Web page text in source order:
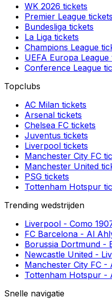
WK 2026 tickets
Premier League tickets
Bundesliga tickets
La Liga tickets
Champions League
UEFA Europa League
Conference League
Topclubs
AC Milan tickets
Arsenal tickets
Chelsea FC tickets
Juventus tickets
Liverpool tickets
Manchester City FC
Manchester United
PSG tickets
Tottenham Hotspur
Trending wedstrijden
Liverpool - Como
FC Barcelona - Al
Borussia Dortmund -
Newcastle United -
Manchester City FC -
Tottenham Hotspur -
Snelle navigatie